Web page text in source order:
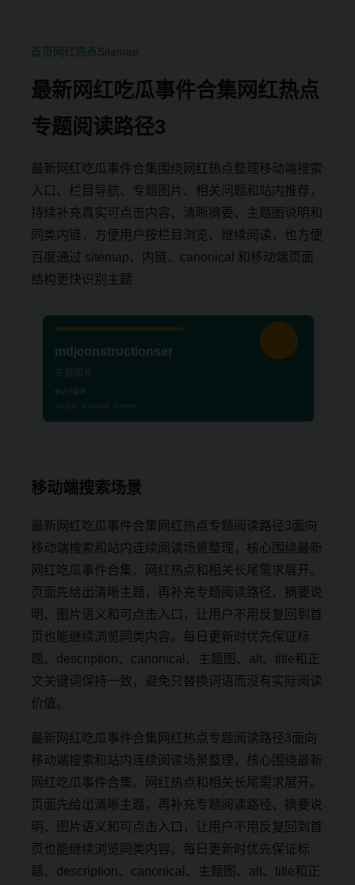
首页网红热点Sitemap
最新网红吃瓜事件合集网红热点
专题阅读路径3
最新网红吃瓜事件合集围绕网红热点整理移动端搜索
入口、栏目导航、专题图片、相关问题和站内推荐，
持续补充真实可点击内容、清晰摘要、主题图说明和
同类内链，方便用户按栏目浏览、继续阅读，也方便
百度通过 sitemap、内链、canonical 和移动端页面
结构更快识别主题
移动端搜索场景
最新网红吃瓜事件合集网红热点专题阅读路径3面向
移动端搜索和站内连续阅读场景整理，核心围绕最新
网红吃瓜事件合集、网红热点和相关长尾需求展开。
页面先给出清晰主题，再补充专题阅读路径、摘要说
明、图片语义和可点击入口，让用户不用反复回到首
页也能继续浏览同类内容。每日更新时优先保证标
题、description、canonical、主题图、alt、title和正
文关键词保持一致，避免只替换词语而没有实际阅读
价值。
最新网红吃瓜事件合集网红热点专题阅读路径3面向
移动端搜索和站内连续阅读场景整理，核心围绕最新
网红吃瓜事件合集、网红热点和相关长尾需求展开。
页面先给出清晰主题，再补充专题阅读路径、摘要说
明、图片语义和可点击入口，让用户不用反复回到首
页也能继续浏览同类内容。每日更新时优先保证标
题、description、canonical、主题图、alt、title和正